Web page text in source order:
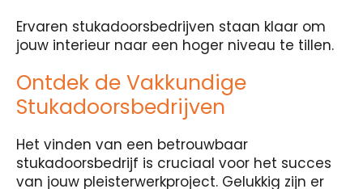
Ervaren stukadoorsbedrijven staan klaar om
jouw interieur naar een hoger niveau te tillen.
Ontdek de Vakkundige
Stukadoorsbedrijven
Het vinden van een betrouwbaar
stukadoorsbedrijf is cruciaal voor het succes
van jouw pleisterwerkproject. Gelukkig zijn er